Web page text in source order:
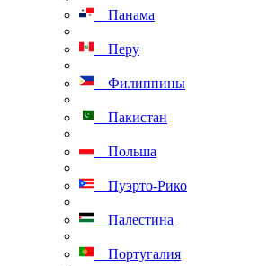
Панама
Перу
Филиппины
Пакистан
Польша
Пуэрто-Рико
Палестина
Португалия